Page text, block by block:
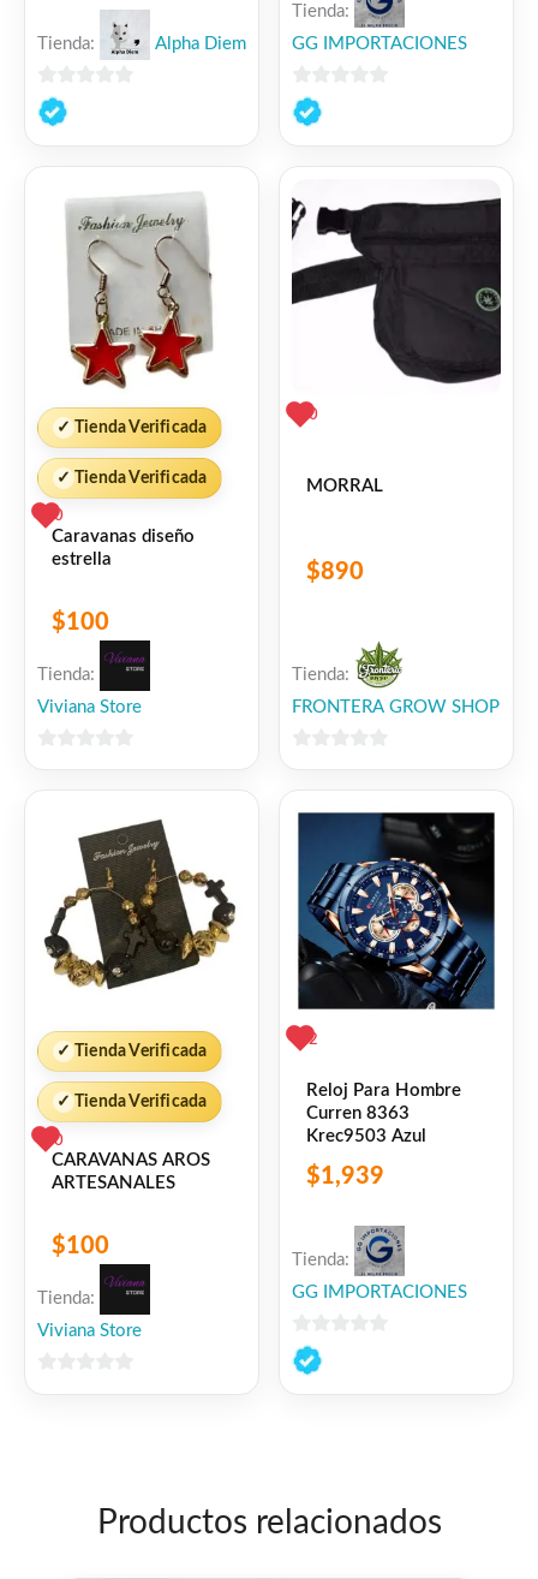
Tienda: Alpha Diem
0
de
Tienda:
GG IMPORTACIONES
0
de
✓ Tienda Verificada
✓ Tienda Verificada
0
Caravanas diseño
estrella
$100
Tienda:
Viviana Store
0
MORRAL
$890
Tienda:
FRONTERA GROW SHOP
5
✓ Tienda Verificada
✓ Tienda Verificada
0
CARAVANAS AROS
ARTESANALES
$100
Tienda:
Viviana Store
2
Reloj Para Hombre
Curren 8363
Krec9503 Azul
$1,939
Tienda:
GG IMPORTACIONES
0
de
Productos relacionados